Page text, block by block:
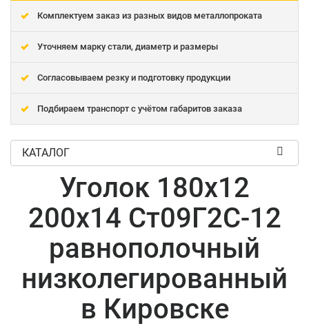
Комплектуем заказ из разных видов металлопроката
Уточняем марку стали, диаметр и размеры
Согласовываем резку и подготовку продукции
Подбираем транспорт с учётом габаритов заказа
КАТАЛОГ
Уголок 180x12
200x14 Ст09Г2С-12
равнополочный
низколегированный
в Кировске